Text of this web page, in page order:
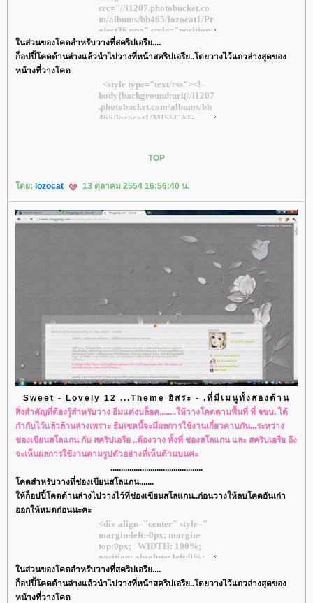
นส่วนของโคดสำหรับวางที่สคริปเอรีย....
ก็อปปี้โคดด้านล่างแล้วนำไปวางที่หน้าสคริปเอรีย..โดยวางไว้แถวล่างสุดของ
หน้างที่วางโคด
TOP
ดย: lozocat 13 ตุลาคม 2554 16:56:40 น.
Sweet - Lovely 12 ...Theme อิสระ - .ที่มีเมนูทั้งสองด้าน
สิ่งสำคัญที่ต้องรู้สำหรับวาง ธีมแต่งบล็อค........ให้วางโคดตามพื้นที่ ที่ จขบ. ได้
กำกับไว้แล้วล้านล่างเพราะ ธีมเซตนี้จะมีผลการใช้งานเกี่ยวคาบกัน...ระหว่าง
ช่องเขียนสโลแกน กับ สคริปเอรีย ..ต้องวาง ทั้งที่ ช่องสโลแกน และ สคริปเอรีย ถึง
จะเห็นผลการใช้งานตามรูปตัวอย่างที่เห็นด้านบนค่ะ
............................................
คดสำหรับวางที่ช่องเขียนสโลแกน.......
ห้ก็อปปี้โคดด้านล่างไปวางไว้ที่ช่องเขียนสโลแกน..ก่อนวางให้ลบโคดอันเก่า
ออกให้หมดก่อนนะคะ
นส่วนของโคดสำหรับวางที่สคริปเอรีย....
ก็อปปี้โคดด้านล่างแล้วนำไปวางที่หน้าสคริปเอรีย..โดยวางไว้แถวล่างสุดของ
หน้างที่วางโคด